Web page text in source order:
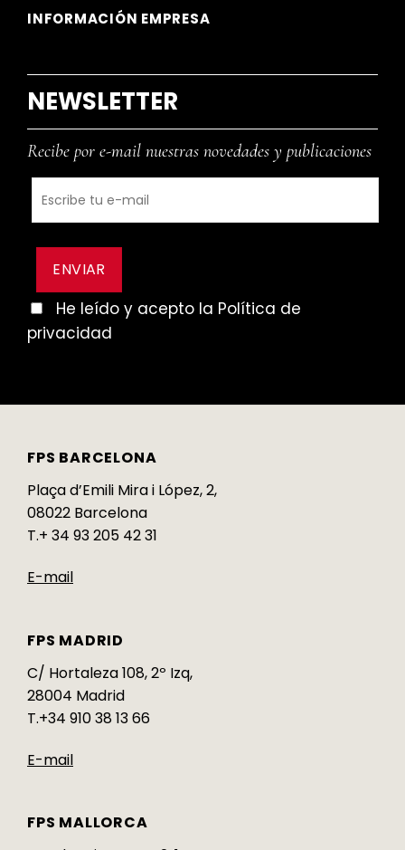
INFORMACIÓN EMPRESA
NEWSLETTER
Recibe por e-mail nuestras novedades y publicaciones
He leído y acepto la Política de
privacidad
FPS BARCELONA
Plaça d’Emili Mira i López, 2,
08022 Barcelona
T.+ 34 93 205 42 31
E-mail
FPS MADRID
C/ Hortaleza 108, 2º Izq,
28004 Madrid
T.+34 910 38 13 66
E-mail
FPS MALLORCA